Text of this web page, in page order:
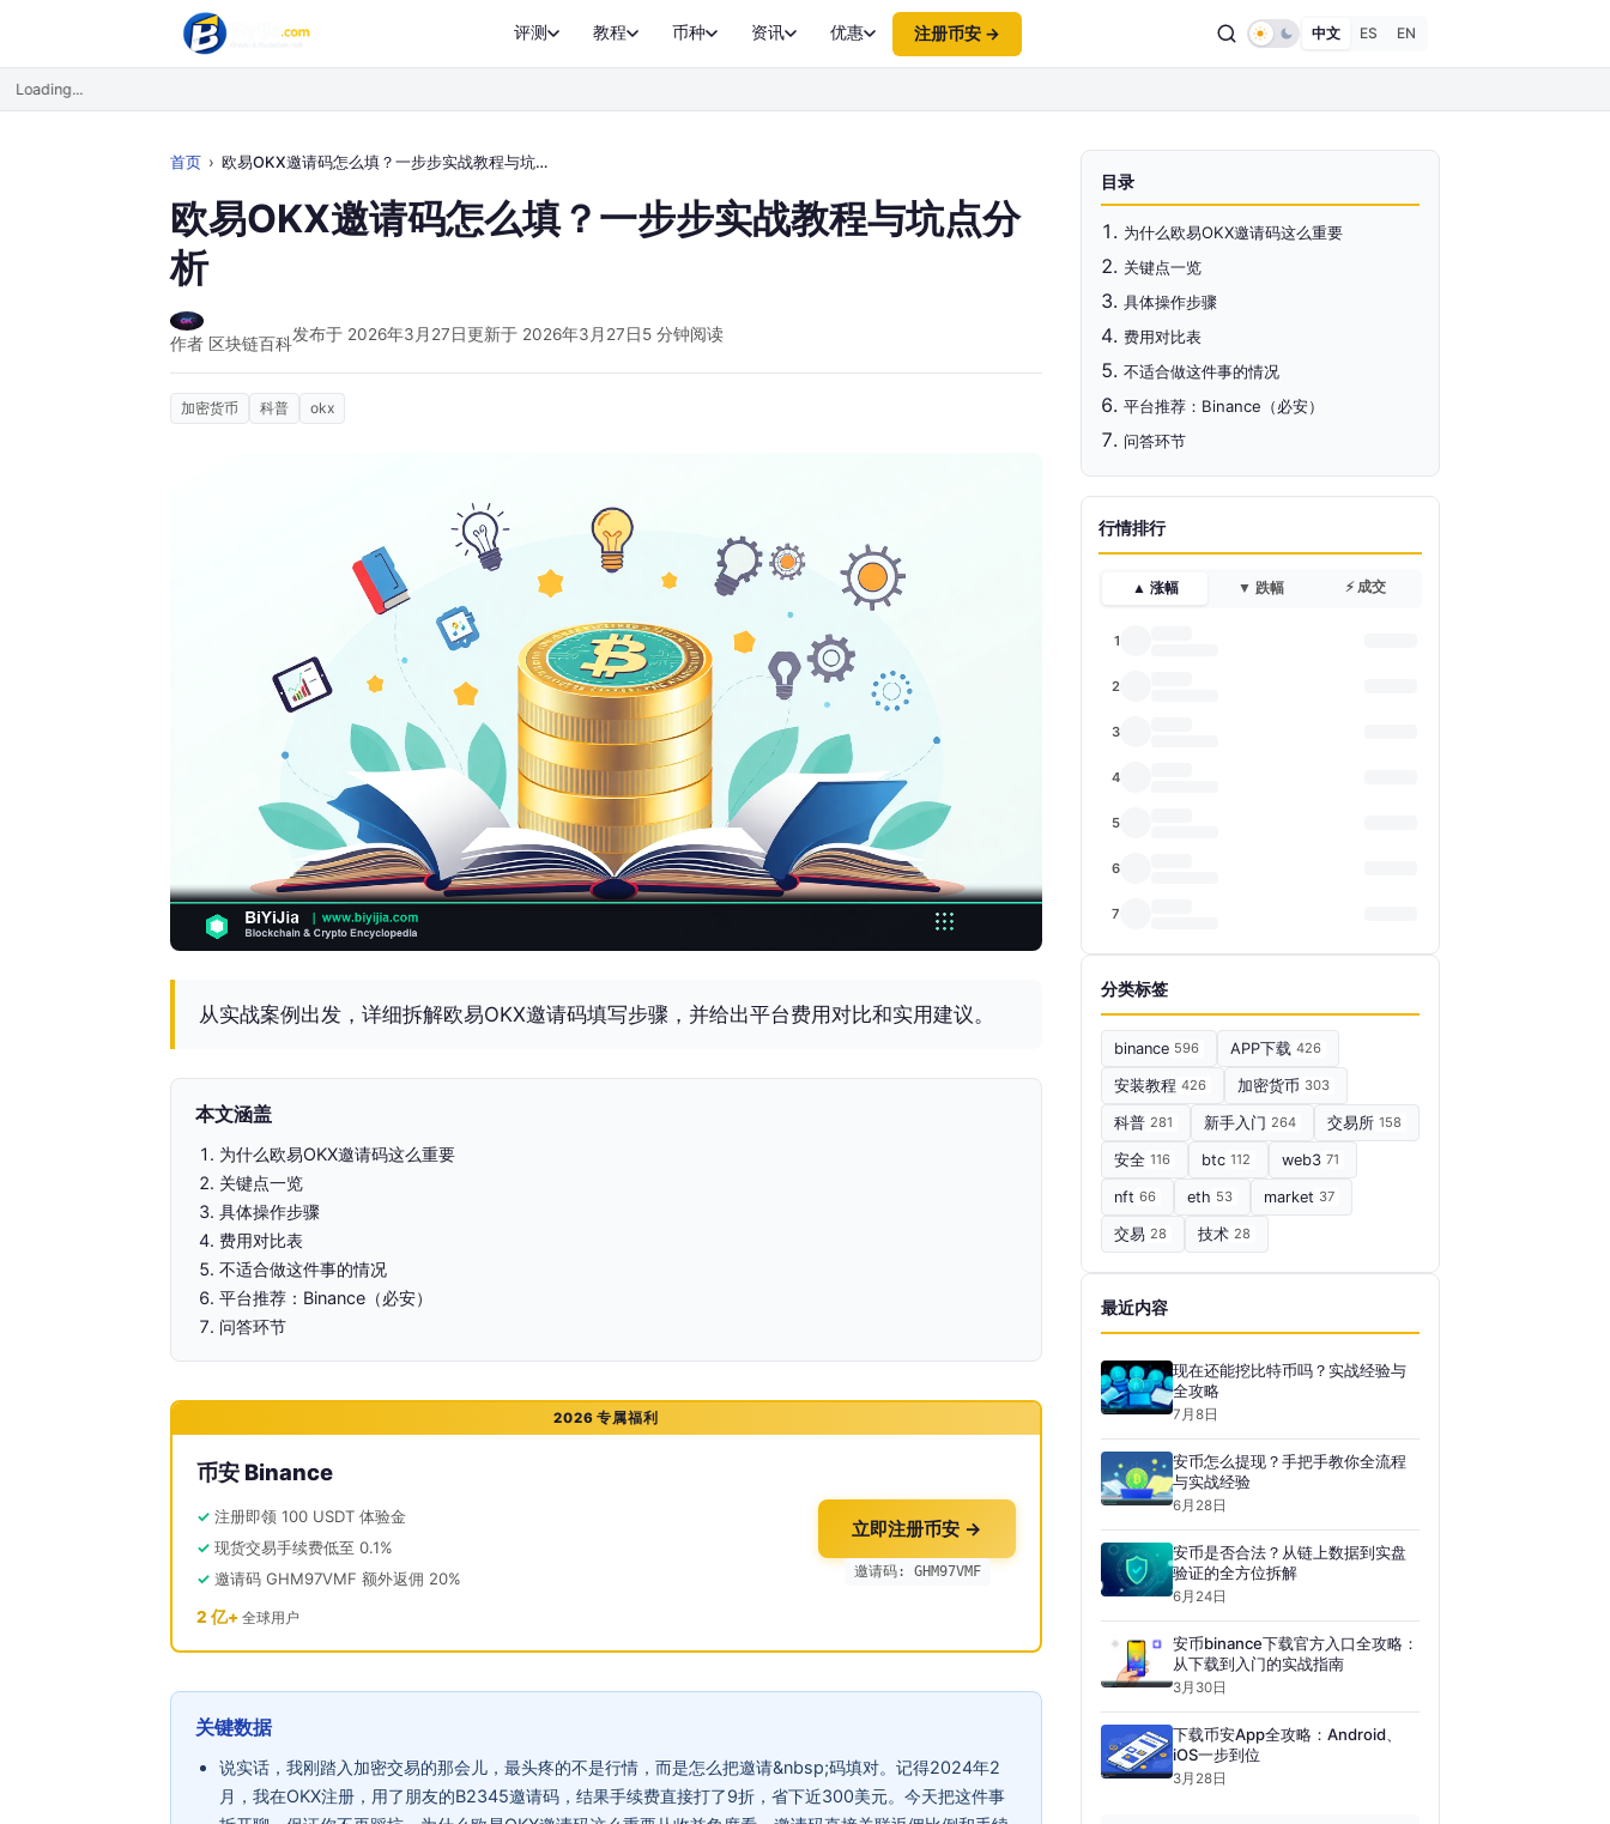
评测 教程 币种 资讯 优惠 注册币安 → 中文 ES EN
Loading...
首页 欧易OKX邀请码怎么填？一步步实战教程与坑点分析
欧易OKX邀请码怎么填？一步步实战教程与坑点分
析
作者 区块链百科发布于 2026年3月27日更新于 2026年3月27日5 分钟阅读
加密货币 科普 okx
从实战案例出发，详细拆解欧易OKX邀请码填写步骤，并给出平台费用对比和实用建议。
本文涵盖
为什么欧易OKX邀请码这么重要
关键点一览
具体操作步骤
费用对比表
不适合做这件事的情况
平台推荐：Binance（必安）
问答环节
2026 专属福利
币安 Binance
注册即领 100 USDT 体验金
现货交易手续费低至 0.1%
邀请码 GHM97VMF 额外返佣 20%
2 亿+ 全球用户
立即注册币安 →
邀请码: GHM97VMF
关键数据
说实话，我刚踏入加密交易的那会儿，最头疼的不是行情，而是怎么把邀请&nbsp;码填对。记得2024年2
月，我在OKX注册，用了朋友的B2345邀请码，结果手续费直接打了9折，省下近300美元。今天把这件事
目录
为什么欧易OKX邀请码这么重要
关键点一览
具体操作步骤
费用对比表
不适合做这件事的情况
平台推荐：Binance（必安）
问答环节
行情排行
▲ 涨幅 ▼ 跌幅 ⚡ 成交
1
2
3
4
5
6
7
分类标签
binance 596 APP下载 426
安装教程 426 加密货币 303
科普 281 新手入门 264 交易所 158
安全 116 btc 112 web3 71
nft 66 eth 53 market 37
交易 28 技术 28
最近内容
现在还能挖比特币吗？实战经验与
全攻略
7月8日
安币怎么提现？手把手教你全流程
与实战经验
6月28日
安币是否合法？从链上数据到实盘
验证的全方位拆解
6月24日
安币binance下载官方入口全攻略：
从下载到入门的实战指南
3月30日
下载币安App全攻略：Android、
iOS一步到位
3月28日